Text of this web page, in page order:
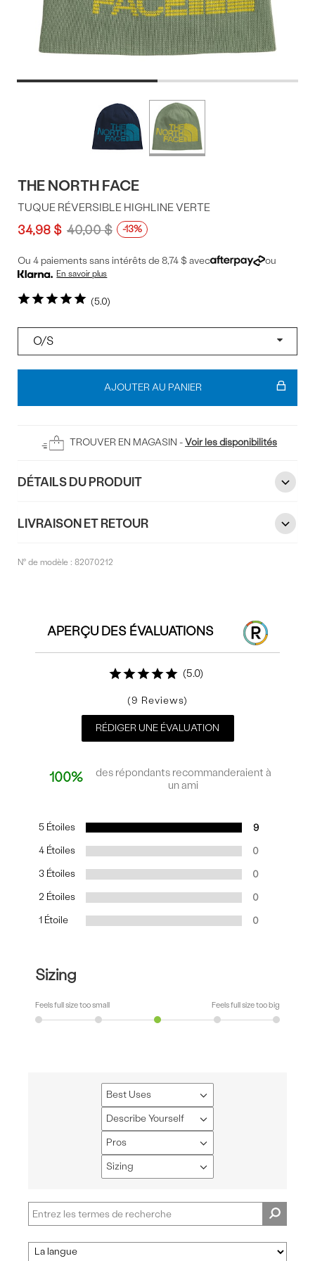
THE NORTH FACE
5.0
TUQUE RÉVERSIBLE HIGHLINE VERTE
34,98 $ 40,00 $ -13%
Ou 4 paiements sans intérêts de 8,74 $ avec ou
En savoir plus
Pointure
Ajouter
panier
AJOUTER AU PANIER
TROUVER EN MAGASIN -Voir les disponibilités
DÉTAILS DU PRODUIT
LIVRAISON ET RETOUR
N° de modèle :82070212
APERÇU DES ÉVALUATIONS
5.0
9
RÉDIGER UNE ÉVALUATION
100%
des répondants recommanderaient à
un ami
5 Étoiles 9
4 Étoiles 0
3 Étoiles 0
2 Étoiles 0
1 Étoile 0
Sizing
Feels full size too small Feels full size too big
Best Uses
Français
Describe Yourself
Français
Pros
Français
Sizing
Français